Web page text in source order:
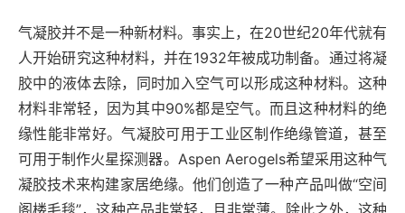
气凝胶并不是一种新材料。事实上，在20世纪20年代就有
人开始研究这种材料，并在1932年被成功制备。通过将凝
胶中的液体去除，同时加入空气可以形成这种材料。这种
材料非常轻，因为其中90%都是空气。而且这种材料的绝
缘性能非常好。气凝胶可用于工业区制作绝缘管道，甚至
可用于制作火星探测器。Aspen Aerogels希望采用这种气
凝胶技术来构建家居绝缘。他们创造了一种产品叫做“空间
阁楼毛毯”，这种产品非常轻，且非常薄。除此之外，这种